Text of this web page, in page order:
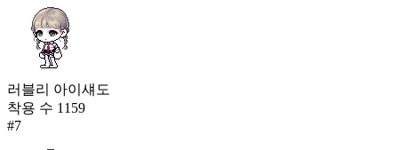
러블리 아이섀도
착용 수 1159
#7